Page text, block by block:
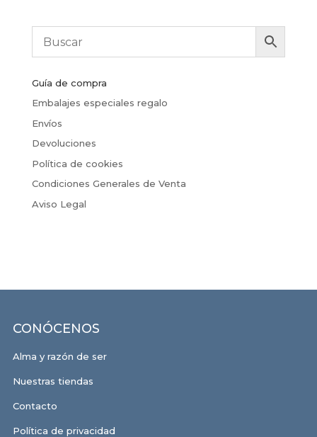
Guía de compra
Embalajes especiales regalo
Envíos
Devoluciones
Política de cookies
Condiciones Generales de Venta
Aviso Legal
CONÓCENOS
Alma y razón de ser
Nuestras tiendas
Contacto
Política de privacidad